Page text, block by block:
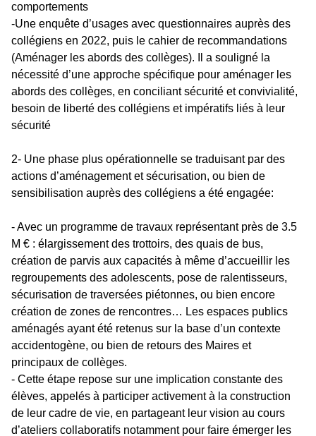
comportements
-Une enquête d’usages avec questionnaires auprès des
collégiens en 2022, puis le cahier de recommandations
(Aménager les abords des collèges). Il a souligné la
nécessité d’une approche spécifique pour aménager les
abords des collèges, en conciliant sécurité et convivialité,
besoin de liberté des collégiens et impératifs liés à leur
sécurité
2- Une phase plus opérationnelle se traduisant par des
actions d’aménagement et sécurisation, ou bien de
sensibilisation auprès des collégiens a été engagée:
- Avec un programme de travaux représentant près de 3.5
M € : élargissement des trottoirs, des quais de bus,
création de parvis aux capacités à même d’accueillir les
regroupements des adolescents, pose de ralentisseurs,
sécurisation de traversées piétonnes, ou bien encore
création de zones de rencontres… Les espaces publics
aménagés ayant été retenus sur la base d’un contexte
accidentogène, ou bien de retours des Maires et
principaux de collèges.
- Cette étape repose sur une implication constante des
élèves, appelés à participer activement à la construction
de leur cadre de vie, en partageant leur vision au cours
d’ateliers collaboratifs notamment pour faire émerger les